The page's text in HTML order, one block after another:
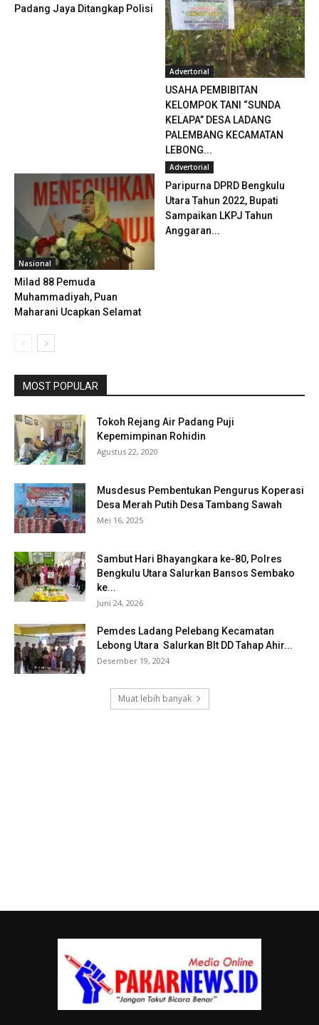
Padang Jaya Ditangkap Polisi
Advertorial
USAHA PEMBIBITAN
KELOMPOK TANI “SUNDA
KELAPA’’ DESA LADANG
PALEMBANG KECAMATAN
LEBONG...
Nasional
Milad 88 Pemuda
Muhammadiyah, Puan
Maharani Ucapkan Selamat
Advertorial
Paripurna DPRD Bengkulu
Utara Tahun 2022, Bupati
Sampaikan LKPJ Tahun
Anggaran...
MOST POPULAR
Tokoh Rejang Air Padang Puji
Kepemimpinan Rohidin
Agustus 22, 2020
Musdesus Pembentukan Pengurus Koperasi
Desa Merah Putih Desa Tambang Sawah
Mei 16, 2025
Sambut Hari Bhayangkara ke-80, Polres
Bengkulu Utara Salurkan Bansos Sembako
ke...
Juni 24, 2026
Pemdes Ladang Pelebang Kecamatan
Lebong Utara Salurkan Blt DD Tahap Ahir...
Desember 19, 2024
Muat lebih banyak